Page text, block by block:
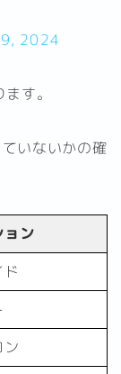
2024
す。
いないかの確
ョン